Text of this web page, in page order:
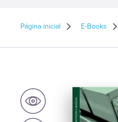
Página inicial E-Books